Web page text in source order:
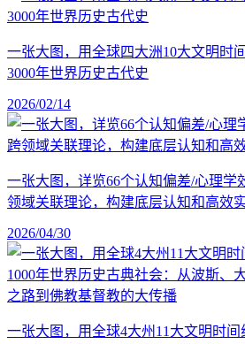
一张大图，用全球四大洲10大文明时
3000年世界历史古代史
2026/02/14
一张大图，详览66个认知偏差/心理学
领域关联理论，构建底层认知和高效
2026/04/30
一张大图，用全球4大州11大文明时